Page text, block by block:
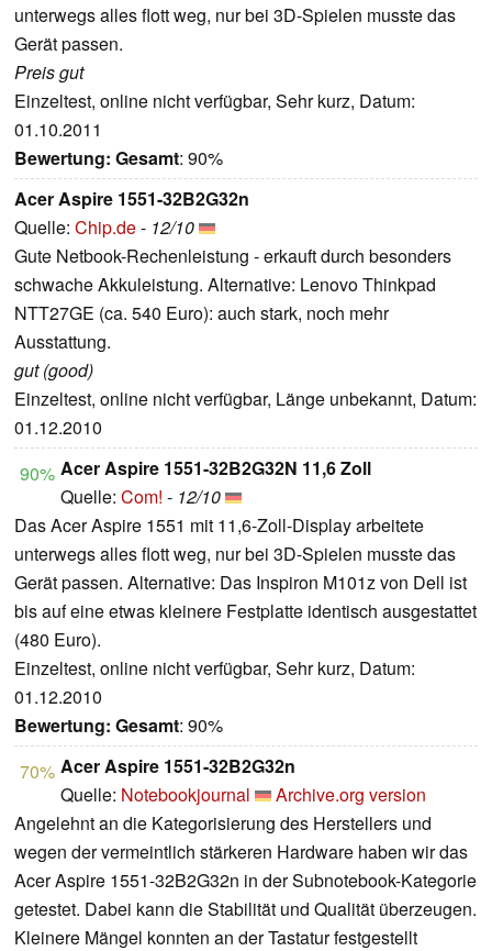
unterwegs alles flott weg, nur bei 3D-Spielen musste das
Gerät passen.
Preis gut
Einzeltest, online nicht verfügbar, Sehr kurz, Datum:
01.10.2011
Bewertung: Gesamt: 90%
Acer Aspire 1551-32B2G32n
Quelle: Chip.de- 12/10
Gute Netbook-Rechenleistung - erkauft durch besonders
schwache Akkuleistung. Alternative: Lenovo Thinkpad
NTT27GE (ca. 540 Euro): auch stark, noch mehr
Ausstattung.
gut (good)
Einzeltest, online nicht verfügbar, Länge unbekannt, Datum:
01.12.2010
90% Acer Aspire 1551-32B2G32N 11,6 Zoll
Quelle: Com! - 12/10
Das Acer Aspire 1551 mit 11,6-Zoll-Display arbeitete
unterwegs alles flott weg, nur bei 3D-Spielen musste das
Gerät passen. Alternative: Das Inspiron M101z von Dell ist
bis auf eine etwas kleinere Festplatte identisch ausgestattet
(480 Euro).
Einzeltest, online nicht verfügbar, Sehr kurz, Datum:
01.12.2010
Bewertung: Gesamt: 90%
70% Acer Aspire 1551-32B2G32n
Quelle: Notebookjournal
Archive.org version
Angelehnt an die Kategorisierung des Herstellers und
wegen der vermeintlich stärkeren Hardware haben wir das
Acer Aspire 1551-32B2G32n in der Subnotebook-Kategorie
getestet. Dabei kann die Stabilität und Qualität überzeugen.
Kleinere Mängel konnten an der Tastatur festgestellt